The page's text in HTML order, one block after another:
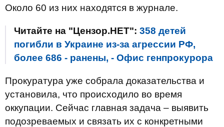
Около 60 из них находятся в журнале.
Читайте на "Цензор.НЕТ": 358 детей
погибли в Украине из-за агрессии РФ,
более 686 - ранены, - Офис генпрокурора
Прокуратура уже собрала доказательства и
установила, что происходило во время
оккупации. Сейчас главная задача – выявить
подозреваемых и связать их с конкретными